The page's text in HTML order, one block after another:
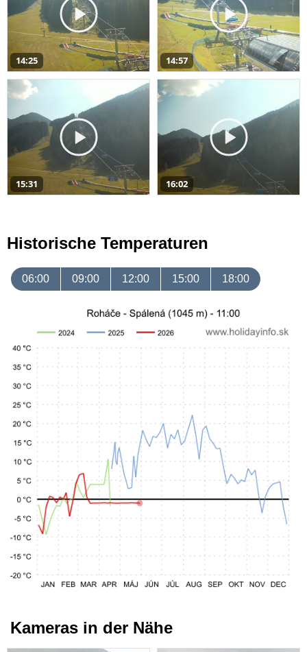
14:25 14:57
15:31 16:02
Historische Temperaturen
06:00 09:00 12:00 15:00 18:00
Kameras in der Nähe